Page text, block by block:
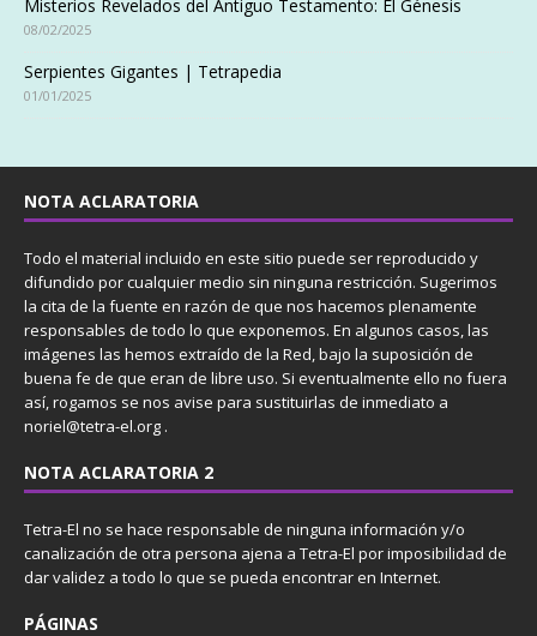
Misterios Revelados del Antiguo Testamento: El Génesis
08/02/2025
Serpientes Gigantes | Tetrapedia
01/01/2025
NOTA ACLARATORIA
Todo el material incluido en este sitio puede ser reproducido y
difundido por cualquier medio sin ninguna restricción. Sugerimos
la cita de la fuente en razón de que nos hacemos plenamente
responsables de todo lo que exponemos. En algunos casos, las
imágenes las hemos extraído de la Red, bajo la suposición de
buena fe de que eran de libre uso. Si eventualmente ello no fuera
así, rogamos se nos avise para sustituirlas de inmediato a
noriel@tetra-el.org .
NOTA ACLARATORIA 2
Tetra-El no se hace responsable de ninguna información y/o
canalización de otra persona ajena a Tetra-El por imposibilidad de
dar validez a todo lo que se pueda encontrar en Internet.
PÁGINAS